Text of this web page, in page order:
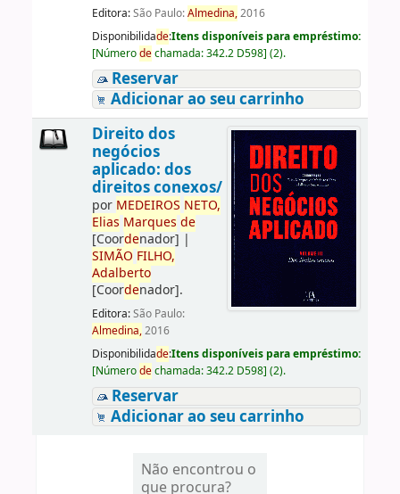
Editora:São Paulo:Almedina,2016
Disponibilidade:Itens disponíveis para empréstimo:
[Númerodechamada:342.2 D598] (2).
Reservar
Adicionar ao seu carrinho
Direito dos
negócios
aplicado: dos
direitos conexos/
por MEDEIROS NETO,
Elias Marques de
[Coordenador] |
SIMÃO FILHO,
Adalberto
[Coordenador].
Editora:São Paulo:
Almedina,2016
Disponibilidade:Itens disponíveis para empréstimo:
[Númerodechamada:342.2 D598] (2).
Reservar
Adicionar ao seu carrinho
Não encontrou o
que procura?